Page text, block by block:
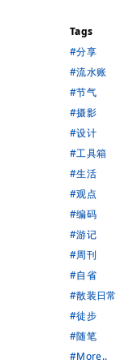
Tags
#分享
#流水账
#节气
#摄影
#设计
#工具箱
#生活
#观点
#编码
#游记
#周刊
#自省
#散装日常
#徒步
#随笔
#More..